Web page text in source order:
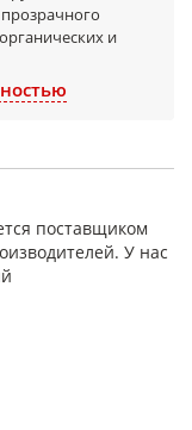
и
катушке.
комнатной
и меньшую
(ВС, 1 сорт)
поставщиком
У нас